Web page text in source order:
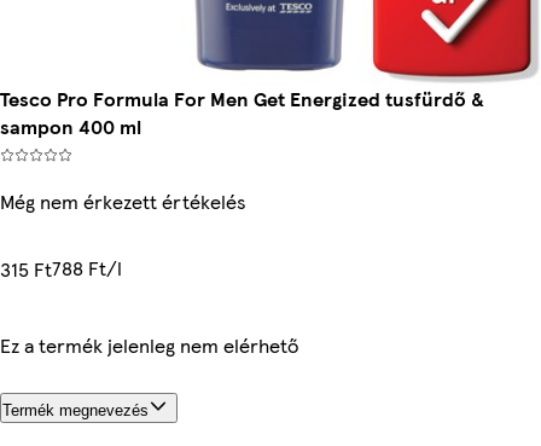
Tesco Pro Formula For Men Get Energized tusfürdő &
sampon 400 ml
Még nem érkezett értékelés
315 Ft788 Ft/l
Ez a termék jelenleg nem elérhető
Termék megnevezés